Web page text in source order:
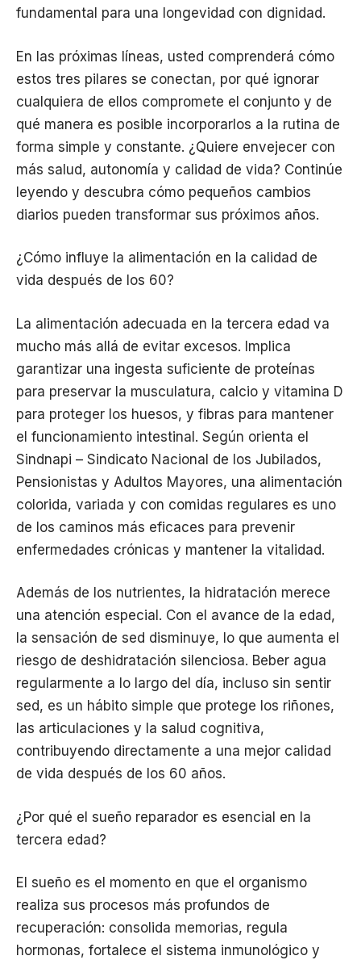
fundamental para una longevidad con dignidad.
En las próximas líneas, usted comprenderá cómo
estos tres pilares se conectan, por qué ignorar
cualquiera de ellos compromete el conjunto y de
qué manera es posible incorporarlos a la rutina de
forma simple y constante. ¿Quiere envejecer con
más salud, autonomía y calidad de vida? Continúe
leyendo y descubra cómo pequeños cambios
diarios pueden transformar sus próximos años.
¿Cómo influye la alimentación en la calidad de
vida después de los 60?
La alimentación adecuada en la tercera edad va
mucho más allá de evitar excesos. Implica
garantizar una ingesta suficiente de proteínas
para preservar la musculatura, calcio y vitamina D
para proteger los huesos, y fibras para mantener
el funcionamiento intestinal. Según orienta el
Sindnapi – Sindicato Nacional de los Jubilados,
Pensionistas y Adultos Mayores, una alimentación
colorida, variada y con comidas regulares es uno
de los caminos más eficaces para prevenir
enfermedades crónicas y mantener la vitalidad.
Además de los nutrientes, la hidratación merece
una atención especial. Con el avance de la edad,
la sensación de sed disminuye, lo que aumenta el
riesgo de deshidratación silenciosa. Beber agua
regularmente a lo largo del día, incluso sin sentir
sed, es un hábito simple que protege los riñones,
las articulaciones y la salud cognitiva,
contribuyendo directamente a una mejor calidad
de vida después de los 60 años.
¿Por qué el sueño reparador es esencial en la
tercera edad?
El sueño es el momento en que el organismo
realiza sus procesos más profundos de
recuperación: consolida memorias, regula
hormonas, fortalece el sistema inmunológico y